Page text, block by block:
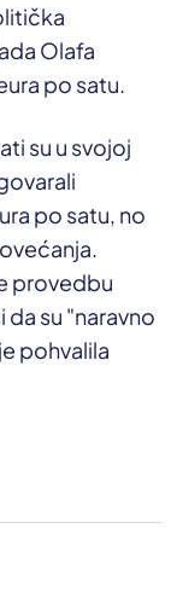
Olafa
po satu.
su u svojoj
po satu, no
provedbu
su "naravno
pohvalila